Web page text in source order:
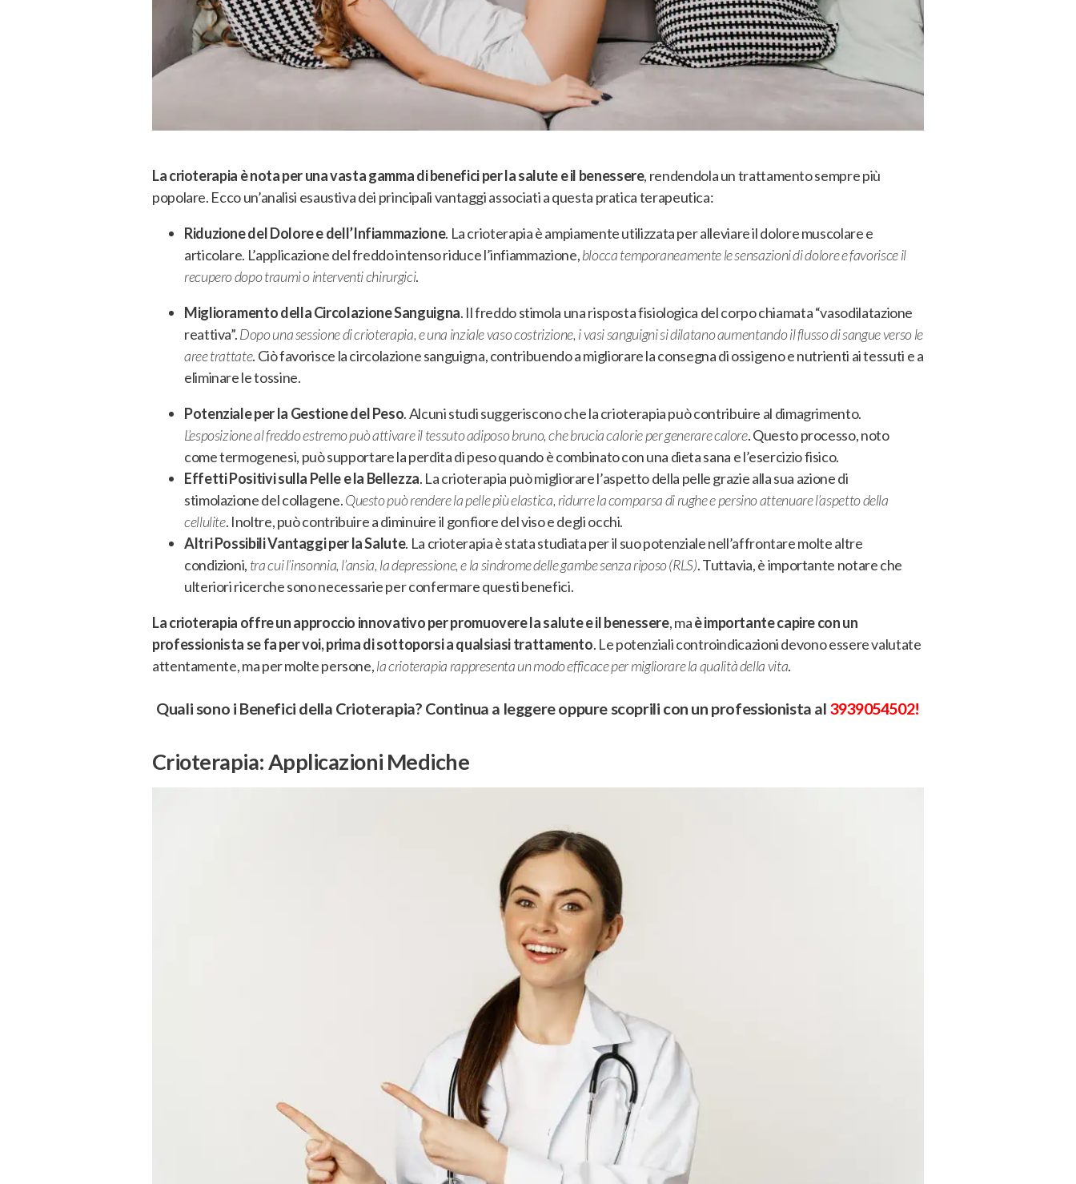
La crioterapia è nota per una vasta gamma di benefici per la salute e il benessere, rendendola un trattamento sempre più
popolare. Ecco un’analisi esaustiva dei principali vantaggi associati a questa pratica terapeutica:
Riduzione del Dolore e dell’Infiammazione. La crioterapia è ampiamente utilizzata per alleviare il dolore muscolare e
articolare. L’applicazione del freddo intenso riduce l’infiammazione,blocca temporaneamente le sensazioni di dolore e favorisce il
recupero dopo traumi o interventi chirurgici.
Miglioramento della Circolazione Sanguigna. Il freddo stimola una risposta fisiologica del corpo chiamata “vasodilatazione
reattiva”.Dopo una sessione di crioterapia, e una inziale vaso costrizione, i vasi sanguigni si dilatano aumentando il flusso di sangue verso le
aree trattate. Ciò favorisce la circolazione sanguigna, contribuendo a migliorare la consegna di ossigeno e nutrienti ai tessuti e a
eliminare le tossine.
Potenziale per la Gestione del Peso. Alcuni studi suggeriscono che la crioterapia può contribuire al dimagrimento.
L’esposizione al freddo estremo può attivare il tessuto adiposo bruno, che brucia calorie per generare calore. Questo processo, noto
come termogenesi, può supportare la perdita di peso quando è combinato con una dieta sana e l’esercizio fisico.
Effetti Positivi sulla Pelle e la Bellezza. La crioterapia può migliorare l’aspetto della pelle grazie alla sua azione di
stimolazione del collagene.Questo può rendere la pelle più elastica, ridurre la comparsa di rughe e persino attenuare l’aspetto della
cellulite. Inoltre, può contribuire a diminuire il gonfiore del viso e degli occhi.
Altri Possibili Vantaggi per la Salute. La crioterapia è stata studiata per il suo potenziale nell’affrontare molte altre
condizioni, tra cui l’insonnia, l’ansia, la depressione, e la sindrome delle gambe senza riposo (RLS). Tuttavia, è importante notare che
ulteriori ricerche sono necessarie per confermare questi benefici.
La crioterapia offre un approccio innovativo per promuovere la salute e il benessere, maè importante capire con un
professionista se fa per voi, prima di sottoporsi a qualsiasi trattamento. Le potenziali controindicazioni devono essere valutate
attentamente, ma per molte persone,la crioterapia rappresenta un modo efficace per migliorare la qualità della vita.
Quali sono i Benefici della Crioterapia? Continua a leggere oppure scoprili con un professionista al 3939054502!
Crioterapia: Applicazioni Mediche